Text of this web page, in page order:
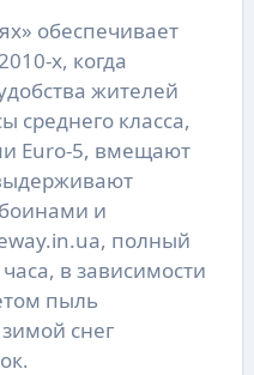
обеспечивает
х, когда
жителей
среднего класса,
Euro-5, вмещают
и
полный
в зависимости
пыль
снег